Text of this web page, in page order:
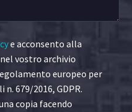
e acconsento alla
vostro archivio
europeo per
679/2016, GDPR.
copia facendo